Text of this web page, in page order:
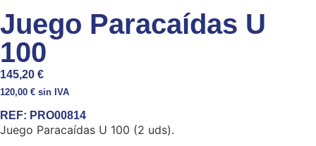
Juego Paracaídas U
100
145,20 €
120,00 € sin IVA
REF: PRO00814
Juego Paracaídas U 100 (2 uds).